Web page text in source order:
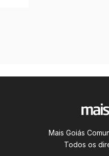
Mais Goiás
Todos os